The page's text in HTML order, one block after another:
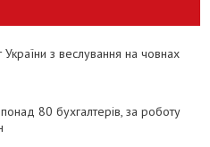
з веслування на човнах
80 бухгалтерів, за роботу